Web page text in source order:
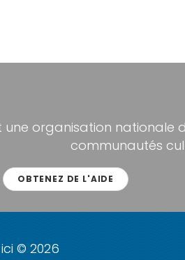
une organisation nationale
communautés
OBTENEZ DE L'AIDE
© 2026